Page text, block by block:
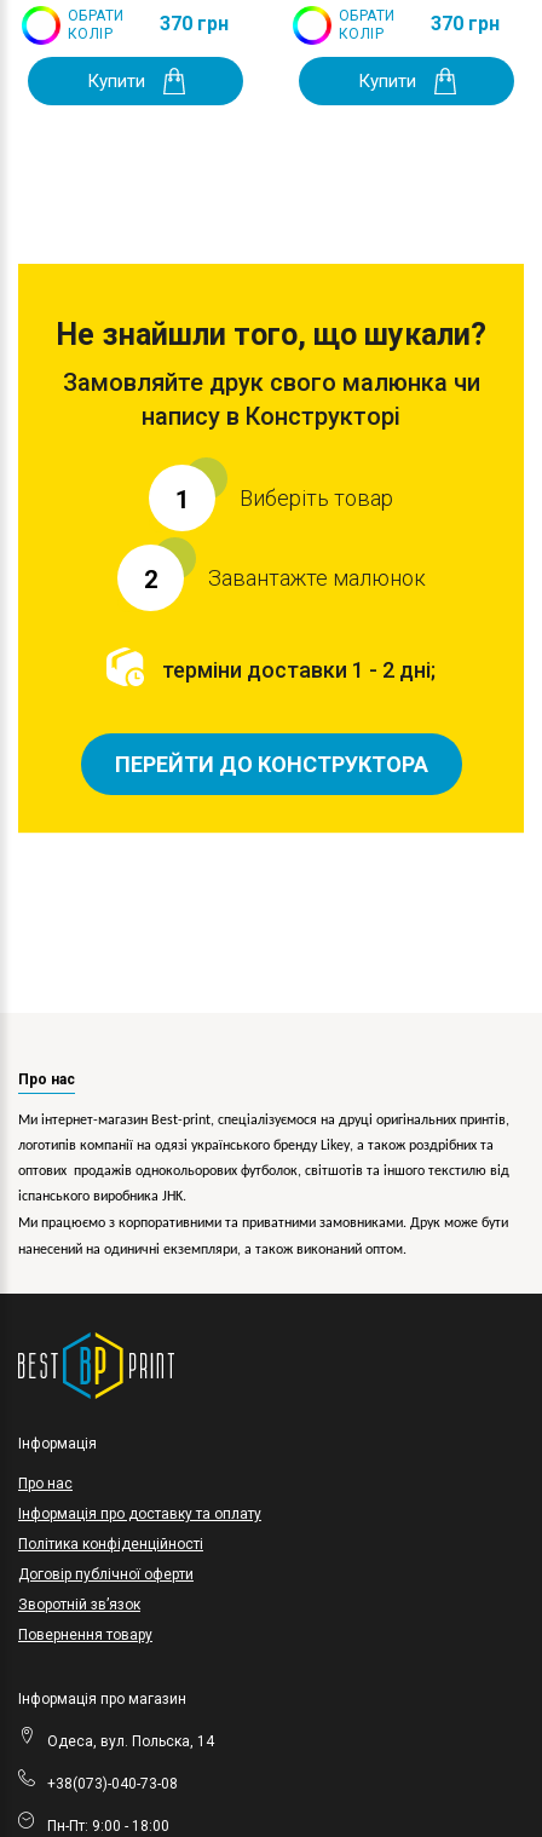
ОБРАТИ
КОЛІР
370 грн
Купити
ОБРАТИ
КОЛІР
370 грн
Купити
Не знайшли того, що шукали?
Замовляйте друк свого малюнка чи
напису в Конструкторі
1 Виберіть товар
2 Завантажте малюнок
терміни доставки 1 - 2 дні;
ПЕРЕЙТИ ДО КОНСТРУКТОРА
Про нас
Ми інтернет-магазин Best-print, спеціалізуємося на друці оригінальних принтів,
логотипів компанії на одязі українського бренду Likey, а також роздрібних та
оптових продажів однокольорових футболок, світшотів та іншого текстилю від
іспанського виробника JHK.
Ми працюємо з корпоративними та приватними замовниками. Друк може бути
нанесений на одиничні екземпляри, а також виконаний оптом.
Інформація
Про нас
Інформація про доставку та оплату
Політика конфіденційності
Договір публічної оферти
Зворотній зв’язок
Повернення товару
Інформація про магазин
Одеса, вул. Польска, 14
+38(073)-040-73-08
Пн-Пт: 9:00 - 18:00